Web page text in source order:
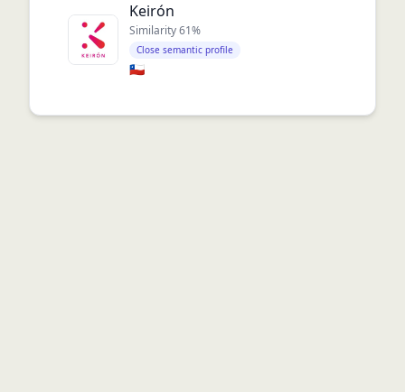
Keirón
Similarity61%
Close semantic profile
🇨🇱